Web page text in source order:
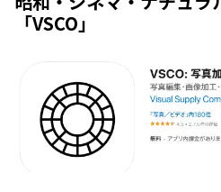
「VSCO」